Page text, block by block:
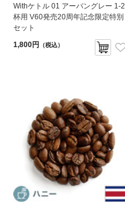
Withケトル 01 アーバングレー 1-2
杯用 V60発売20周年記念限定特別
セット
1,800円 （税込）